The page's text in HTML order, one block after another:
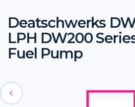
Deatschwerks
LPH DW200
Fuel Pump